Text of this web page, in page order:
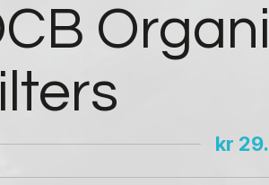
kr